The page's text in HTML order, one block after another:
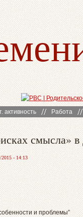
активность Работа
смысла»
2015 - 14:13
и проблемы”